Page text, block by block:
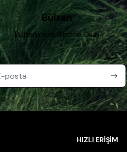
Bülten
Bültenimize Abone Olun
HIZLI ERİŞİM